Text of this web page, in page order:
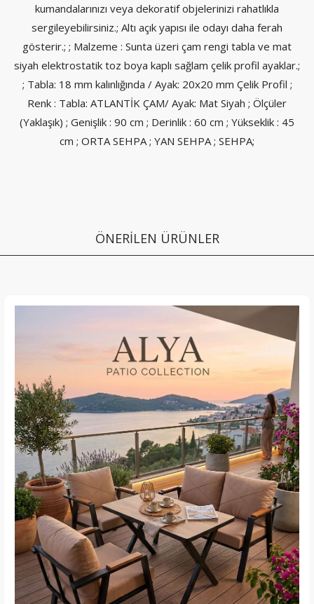
kumandalarınızı veya dekoratif objelerinizi rahatlıkla
sergileyebilirsiniz.; Altı açık yapısı ile odayı daha ferah
gösterir.; ; Malzeme : Sunta üzeri çam rengi tabla ve mat
siyah elektrostatik toz boya kaplı sağlam çelik profil ayaklar.;
; Tabla: 18 mm kalınlığında / Ayak: 20x20 mm Çelik Profil ;
Renk : Tabla: ATLANTİK ÇAM/ Ayak: Mat Siyah ; Ölçüler
(Yaklaşık) ; Genişlik : 90 cm ; Derinlik : 60 cm ; Yükseklik : 45
cm ; ORTA SEHPA ; YAN SEHPA ; SEHPA;
ÖNERİLEN ÜRÜNLER